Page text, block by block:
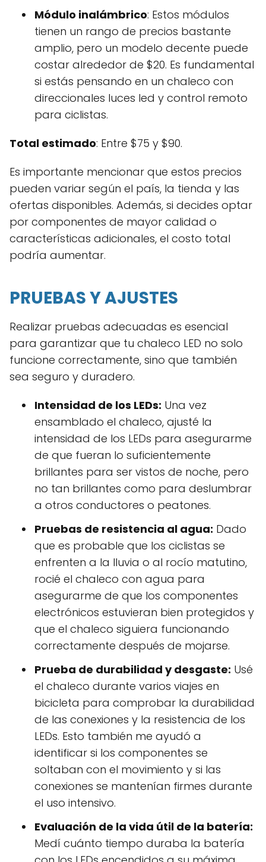
Módulo inalámbrico: Estos módulos
tienen un rango de precios bastante
amplio, pero un modelo decente puede
costar alrededor de $20. Es fundamental
si estás pensando en un chaleco con
direccionales luces led y control remoto
para ciclistas.
Total estimado: Entre $75 y $90.
Es importante mencionar que estos precios
pueden variar según el país, la tienda y las
ofertas disponibles. Además, si decides optar
por componentes de mayor calidad o
características adicionales, el costo total
podría aumentar.
PRUEBAS Y AJUSTES
Realizar pruebas adecuadas es esencial
para garantizar que tu chaleco LED no solo
funcione correctamente, sino que también
sea seguro y duradero.
Intensidad de los LEDs: Una vez
ensamblado el chaleco, ajusté la
intensidad de los LEDs para asegurarme
de que fueran lo suficientemente
brillantes para ser vistos de noche, pero
no tan brillantes como para deslumbrar
a otros conductores o peatones.
Pruebas de resistencia al agua: Dado
que es probable que los ciclistas se
enfrenten a la lluvia o al rocío matutino,
rocié el chaleco con agua para
asegurarme de que los componentes
electrónicos estuvieran bien protegidos y
que el chaleco siguiera funcionando
correctamente después de mojarse.
Prueba de durabilidad y desgaste: Usé
el chaleco durante varios viajes en
bicicleta para comprobar la durabilidad
de las conexiones y la resistencia de los
LEDs. Esto también me ayudó a
identificar si los componentes se
soltaban con el movimiento y si las
conexiones se mantenían firmes durante
el uso intensivo.
Evaluación de la vida útil de la batería:
Medí cuánto tiempo duraba la batería